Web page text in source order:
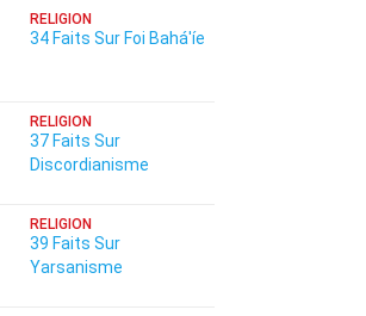
RELIGION
34 Faits Sur Foi Bahá'íe
RELIGION
37 Faits Sur
Discordianisme
RELIGION
39 Faits Sur
Yarsanisme